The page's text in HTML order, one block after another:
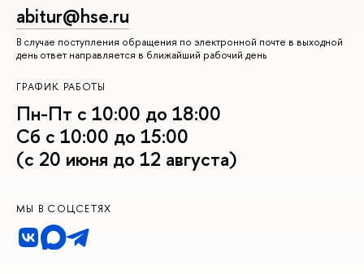
abitur@hse.ru
В случае поступления обращения по электронной почте в выходной
день ответ направляется в ближайший рабочий день
ГРАФИК РАБОТЫ
Пн-Пт с 10:00 до 18:00
Сб с 10:00 до 15:00
(с 20 июня до 12 августа)
МЫ В СОЦСЕТЯХ